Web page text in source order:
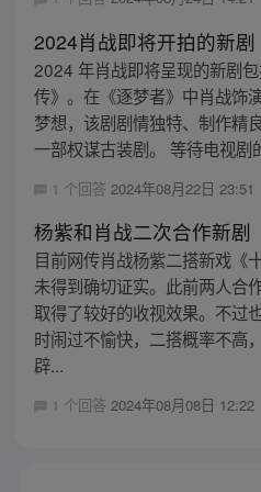
2024肖战即将开拍的新剧
2024 年肖战即将呈现的新剧
传》。在《逐梦者》中肖战饰
梦想，该剧剧情独特、制作精
一部权谋古装剧。 等待电视剧
1 个回答 2024年08月22日 23:51
杨紫和肖战二次合作新剧
目前网传肖战杨紫二搭新戏《
未得到确切证实。此前两人合
取得了较好的收视效果。不过
时闹过不愉快，二搭概率不高
辟...
1 个回答 2024年08月08日 12:22